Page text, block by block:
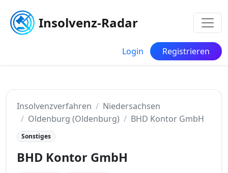
Insolvenz-Radar
Login Registrieren
Insolvenzverfahren
Niedersachsen
Oldenburg (Oldenburg)
BHD Kontor GmbH
Sonstiges
BHD Kontor GmbH